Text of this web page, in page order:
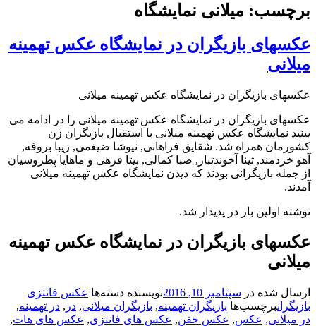
برچسب: میلانی نمایشگاه
عکسهای بازیگران در نمایشگاه عکس تهمینه
میلانی
عکسهای بازیگران در نمایشگاه عکس تهمینه میلانی
عکسهای بازیگران در نمایشگاه عکس تهمینه میلانی را در ادامه می
بینید نمایشگاه عکس تهمینه میلانی با استقبال بازیگران زن
کشورمان همراه شد. شقایق فراهانی, نیوشا ضیغمی, زیبا بروفه,
آهو خردمند, تینا آخوندتبار, صبا کمالی, بیتا فرهی و ماهایا پطروسیان
از جمله بازیگرانی بودند که دیدن نمایشگاه عکس تهمینه میلانی
آمدند.
نوشته اولین بار در پدیدار شد.
عکسهای بازیگران در نمایشگاه عکس تهمینه
میلانی
ارسال شده در سپتامبر 10, 2016 نویسنده دسته‌ها عکس فانتزی
بازیگرانبرچسب‌ها بازیگران تهمینه, بازیگران میلانی, در , در تهمینه,
در میلانی, عکس, عکس خفن, عکس های فانتزی, عکس های هات,